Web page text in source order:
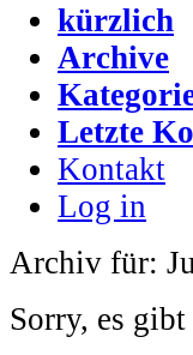
kürzlich
Archive
Letzte
Kontakt
Log in
Archiv für:
Sorry, es